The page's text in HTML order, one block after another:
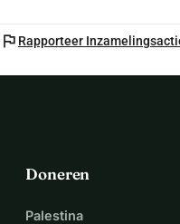
flag Rapporteer
Doneren
Palestina